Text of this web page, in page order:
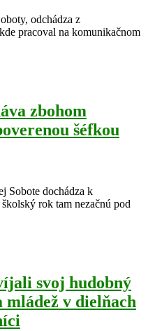
odchádza z
pracoval na komunikačnom
zbohom
šéfkou
Sobote dochádza k
rok tam nezačnú pod
svoj hudobný
v dielňach